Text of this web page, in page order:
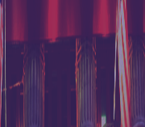
商机研讨会邀請函
您好！